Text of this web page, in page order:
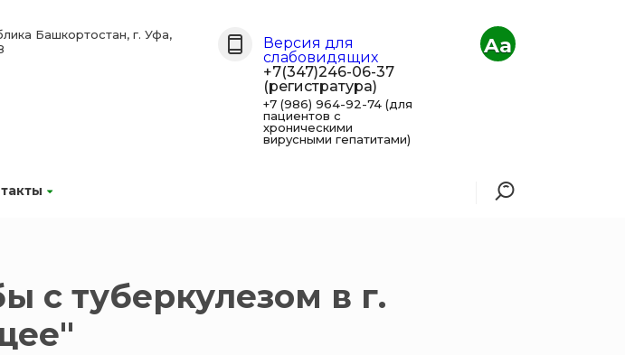
Башкортостан, г. Уфа,
Версия для
слабовидящих
+7(347)246-06-37
(регистратура)
+7 (986) 964-92-74 (для
пациентов с
хроническими
вирусными гепатитами)
Aa
с туберкулезом в г.